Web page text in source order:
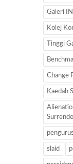
Galeri
Kolej
Tinggi
Change
Kaedah
slaid